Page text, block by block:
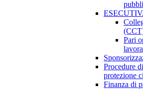
Pari
Procedure
protezione
Finanza di